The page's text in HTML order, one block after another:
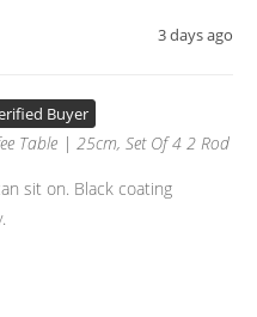
3 days ago
Buyer
Table | 25cm, Set Of 4 2 Rod
sit on. Black coating